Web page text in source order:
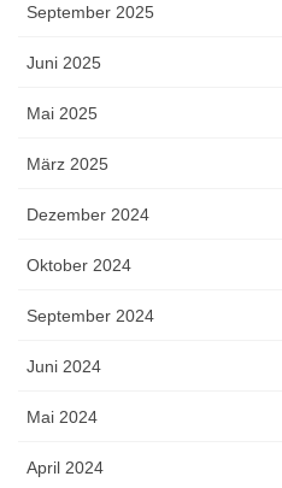
September 2025
Juni 2025
Mai 2025
März 2025
Dezember 2024
Oktober 2024
September 2024
Juni 2024
Mai 2024
April 2024